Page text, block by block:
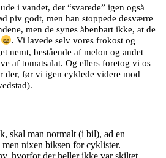
i vandet, der “svarede” igen også
piv godt, men han stoppede desværre
men de synes åbenbart ikke, at de
. Vi lavede selv vores frokost og
nemt, bestående af melon og andet
af tomatsalat. Og ellers foretog vi os
der, før vi igen cyklede videre mod
skal man normalt (i bil), ad en
nixen biksen for cyklister.
hvorfor der heller ikke var skiltet